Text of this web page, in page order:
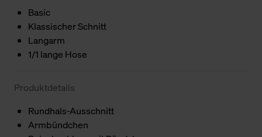
Basic
Klassischer Schnitt
Langarm
1/1 lange Hose
Produktdetails
Rundhals-Ausschnitt
Armbündchen